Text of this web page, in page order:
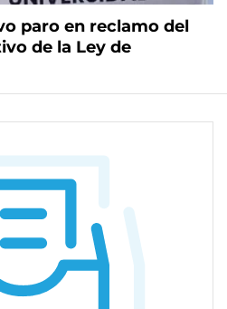
paro en reclamo del
de la Ley de